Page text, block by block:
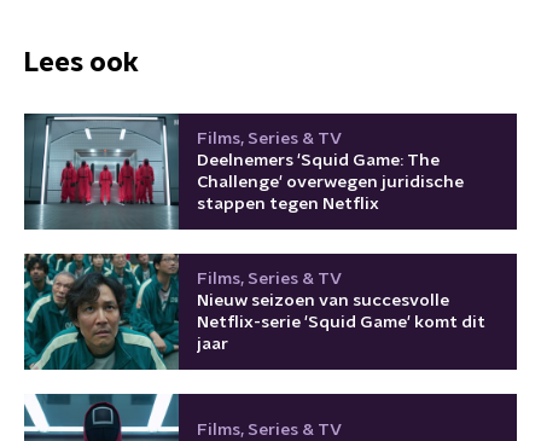
Lees ook
Films, Series & TV
Deelnemers 'Squid Game: The
Challenge' overwegen juridische
stappen tegen Netflix
Films, Series & TV
Nieuw seizoen van succesvolle
Netflix-serie 'Squid Game' komt dit
jaar
Films, Series & TV